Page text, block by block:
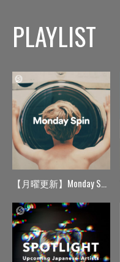
PLAYLIST
【月曜更新】Monday Spin